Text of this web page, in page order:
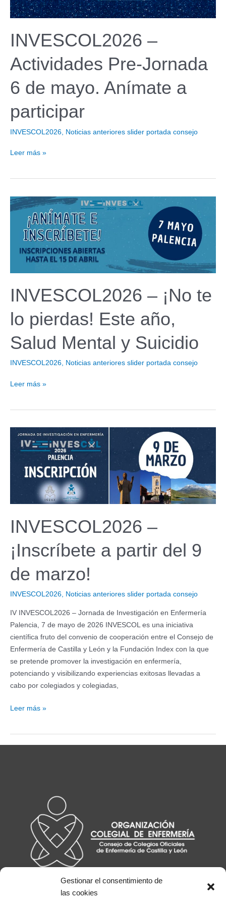
Gestionar el consentimiento de
las cookies
INVESCOL2026 –
Actividades Pre-Jornada
6 de mayo. Anímate a
participar
INVESCOL2026 Noticias anteriores slider portada consejo
INVESCOL2026
Actividades
Jornada
6
mayo.
Anímate
participar
Leer más »
INVESCOL2026 – ¡No te
lo pierdas! Este año,
Salud Mental y Suicidio
INVESCOL2026, Noticias anteriores slider portada consejo
INVESCOL2026
pierdas!
año,
Salud
y
Leer más »
INVESCOL2026 –
¡Inscríbete a partir del 9
de marzo!
INVESCOL2026, Noticias anteriores slider portada consejo
IV INVESCOL2026 – Jornada de Investigación en Enfermería
Palencia, 7 de mayo de 2026 INVESCOL es una iniciativa
científica fruto del convenio de cooperación entre el Consejo de
Enfermería de Castilla y León y la Fundación Index con la que
se pretende promover la investigación en enfermería,
potenciando y visibilizando experiencias exitosas llevadas a
cabo por colegiados y colegiadas,
INVESCOL2026
¡Inscríbete
a
Leer más »